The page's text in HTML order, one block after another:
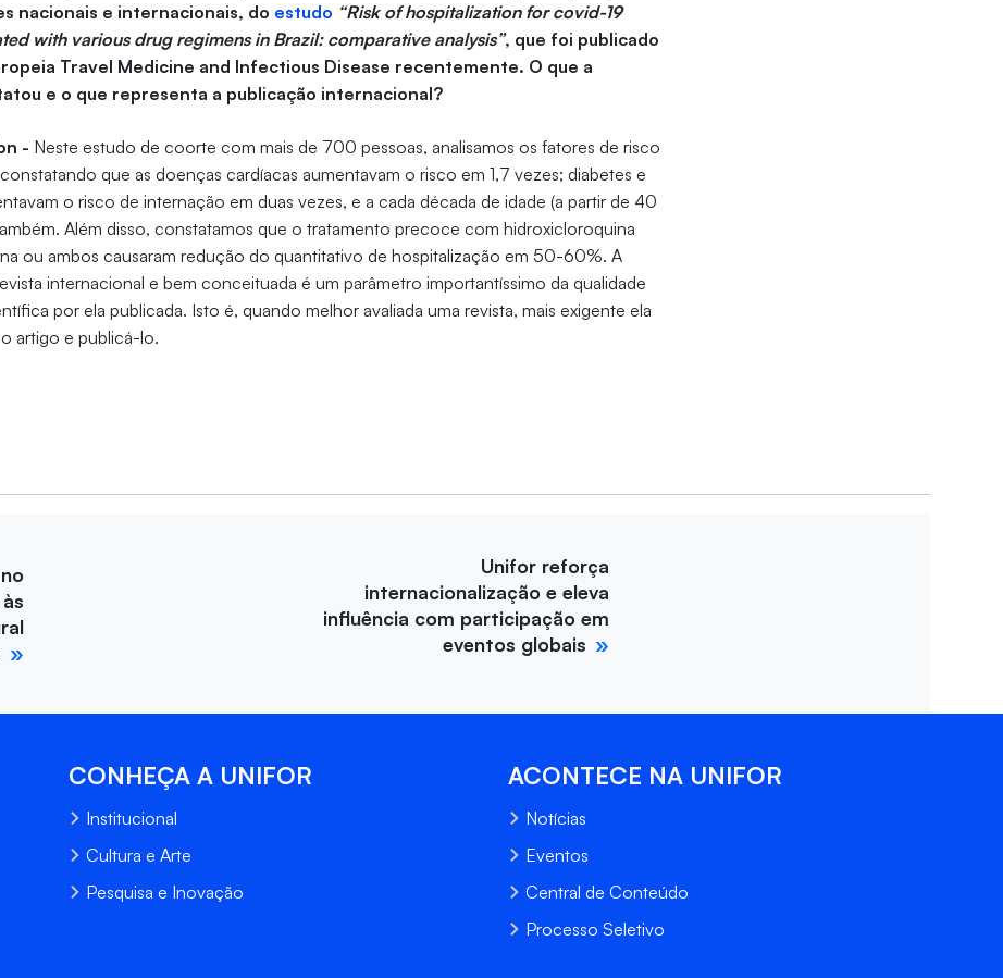
nacionais e internacionais, do estudo “Risk of hospitalization for covid-19
with various drug regimens in Brazil: comparative analysis”, que foi publicado
Travel Medicine and Infectious Disease recentemente. O que a
e o que representa a publicação internacional?
- Neste estudo de coorte com mais de 700 pessoas, analisamos os fatores de risco
que as doenças cardíacas aumentavam o risco em 1,7 vezes; diabetes e
o risco de internação em duas vezes, e a cada década de idade (a partir de 40
Além disso, constatamos que o tratamento precoce com hidroxicloroquina
ou ambos causaram redução do quantitativo de hospitalização em 50-60%. A
internacional e bem conceituada é um parâmetro importantíssimo da qualidade
por ela publicada. Isto é, quando melhor avaliada uma revista, mais exigente ela
o artigo e publicá-lo.
Unifor reforça
internacionalização e eleva
influência com participação em
eventos globais
CONHEÇA A UNIFOR
Institucional
Cultura e Arte
Pesquisa e Inovação
ACONTECE NA UNIFOR
Notícias
Eventos
Central de Conteúdo
Processo Seletivo